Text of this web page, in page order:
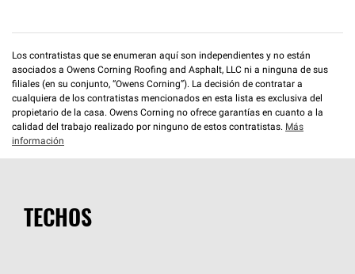
Los contratistas que se enumeran aquí son independientes y no están
asociados a Owens Corning Roofing and Asphalt, LLC ni a ninguna de sus
filiales (en su conjunto, “Owens Corning”). La decisión de contratar a
cualquiera de los contratistas mencionados en esta lista es exclusiva del
propietario de la casa. Owens Corning no ofrece garantías en cuanto a la
calidad del trabajo realizado por ninguno de estos contratistas. Más
información
TECHOS